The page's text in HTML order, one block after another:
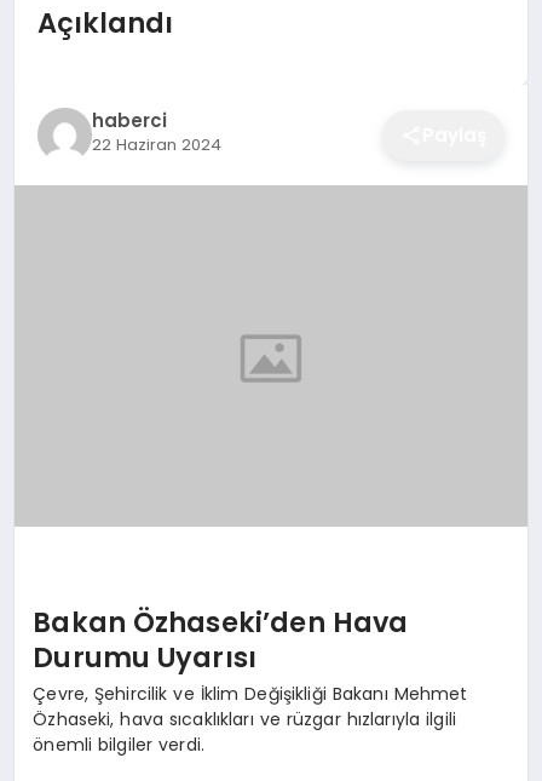
İZMIR HABERLERI
EĞITIM
Açıklandı
haberci
22 Haziran 2024
Bakan Özhaseki’den Hava
Durumu Uyarısı
Çevre, Şehircilik ve İklim Değişikliği Bakanı Mehmet
Özhaseki, hava sıcaklıkları ve rüzgar hızlarıyla ilgili
önemli bilgiler verdi.